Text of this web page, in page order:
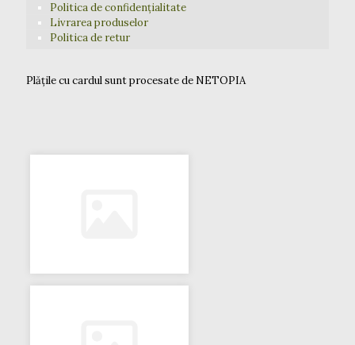
Politica de confidențialitate
Livrarea produselor
Politica de retur
Plățile cu cardul sunt procesate de NETOPIA